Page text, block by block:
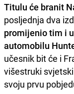
Titulu će branit
posljednja dva
promijenio tim i
automobilu
učesnik bit će i
višestruki
svoju prvu